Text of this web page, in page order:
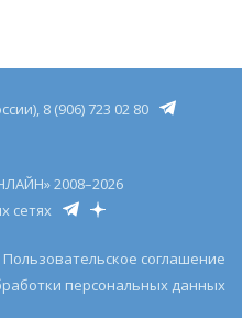
8 (906) 723 02 80
2008–2026
сетях
Пользовательское соглашение
персональных данных